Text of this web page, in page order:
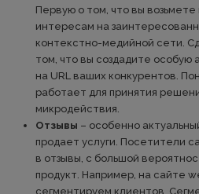
Первую о том, что вы
интересам на
контекстно-медийной сети.
том, что вы создадите особую
на URL ваших конкурентов.
работает для принятия
микродействия.
Отзывы – особенно
продает услуги. Посетители
в отзывы, с большой
продукт. Например, на сайте
сегментируем клиентов.